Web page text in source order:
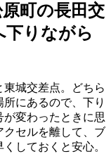
町の長田交
下りながら
城交差点。どちら
にあるので、下り
変わったときに思
クセルを離して、ブ
しておくと安心。